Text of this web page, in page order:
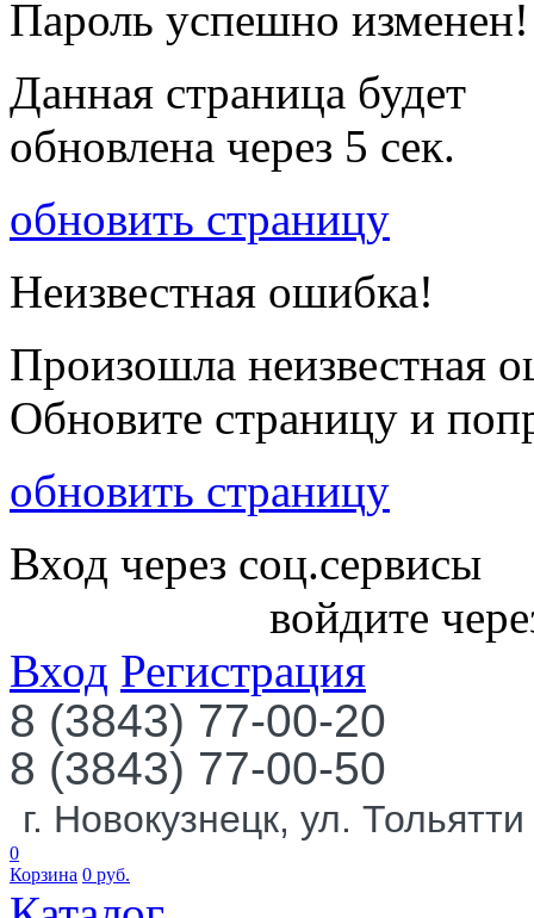
Пароль успешно изменен!
Данная страница будет
обновлена через 5 сек.
обновить страницу
Неизвестная ошибка!
Произошла неизвестная
Обновите страницу и
обновить страницу
Вход через соц.сервисы
войдите
Вход Регистрация
8 (3843) 77-00-20
8 (3843) 77-00-50
г. Новокузнецк, ул.
0
Корзина 0 руб.